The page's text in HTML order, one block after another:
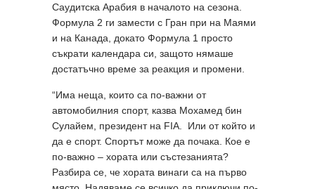
Саудитска Арабия в началото на сезона.
Формула 2 ги замести с Гран при на Маями
и на Канада, докато Формула 1 просто
съкрати календара си, защото нямаше
достатъчно време за реакция и промени.
“Има неща, които са по-важни от
автомобилния спорт, казва Мохамед бин
Сулайем, президент на FIA. Или от който и
да е спорт. Спортът може да почака. Кое е
по-важно – хората или състезанията?
Разбира се, че хората винаги са на първо